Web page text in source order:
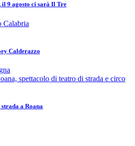
il 9 agosto ci sarà Il Tre
Calabria
Calderazzo
a Roana